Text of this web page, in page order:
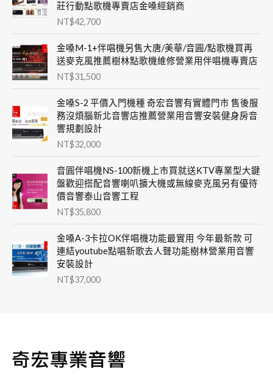
莊行動點歌機專賣店金嗓經銷商
NT$42,700
金嗓M-1+伴唱機另售大唐/美華/音圓/點歌機買再
送麥克風推薦樹林點歌機維修營業用伴唱機專賣店
NT$31,500
金嗓S-2 平價入門機種 奇宏音響有實體門市 售後服
務沒煩腦新北音響店推薦營業用音響安裝健身房音
響規劃設計
NT$32,000
音圓伴唱機NS-100新機上市買就送KTV專業型大鍵
盤歡迎搭配音響喇叭擴大機或無線麥克風另有優待
價音響泰山音響工程
NT$35,800
金嗓A-3卡拉OK伴唱機功能最實用 今年最新款 可
連結youtube點唱新歌去人聲功能樹林營業用音響
安裝設計
NT$37,000